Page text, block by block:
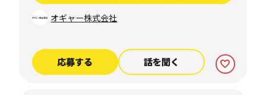
オギャー株式会社
応募する 話を聞く